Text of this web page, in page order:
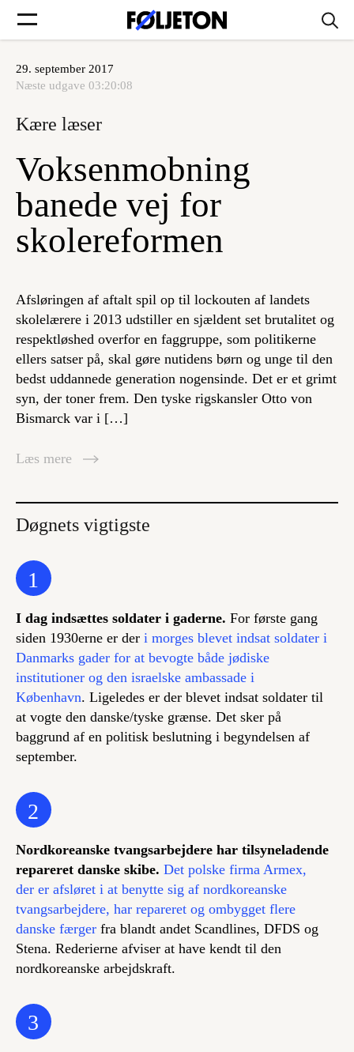
Forsider
Føljetoner
Søg
Log ind
29. september 2017
Næste udgave 03:20:08
Kære læser
Voksenmobning
banede vej for
skolereformen
Afsløringen af aftalt spil op til lockouten af landets
skolelærere i 2013 udstiller en sjældent set brutalitet og
respektløshed overfor en faggruppe, som politikerne
ellers satser på, skal gøre nutidens børn og unge til den
bedst uddannede generation nogensinde. Det er et grimt
syn, der toner frem. Den tyske rigskansler Otto von
Bismarck var i […]
Læs mere
Døgnets vigtigste
1
I dag indsættes soldater i gaderne. For første gang
siden 1930erne er der i morges blevet indsat soldater i
Danmarks gader for at bevogte både jødiske
institutioner og den israelske ambassade i
København. Ligeledes er der blevet indsat soldater til
at vogte den danske/tyske grænse. Det sker på
baggrund af en politisk beslutning i begyndelsen af
september.
2
Nordkoreanske tvangsarbejdere har tilsyneladende
repareret danske skibe. Det polske firma Armex,
der er afsløret i at benytte sig af nordkoreanske
tvangsarbejdere, har repareret og ombygget flere
danske færger fra blandt andet Scandlines, DFDS og
Stena. Rederierne afviser at have kendt til den
nordkoreanske arbejdskraft.
3